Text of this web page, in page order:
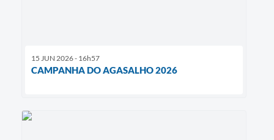
15 JUN 2026 - 16h57
CAMPANHA DO AGASALHO 2026